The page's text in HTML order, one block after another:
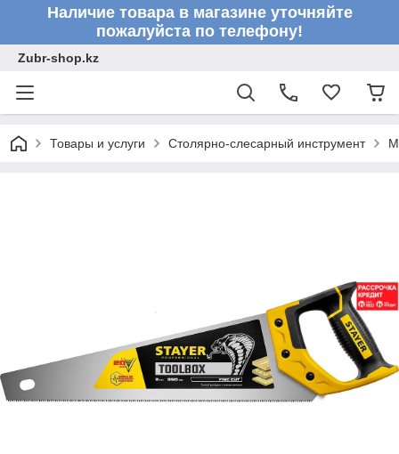
Наличие товара в магазине уточняйте
пожалуйста по телефону!
Zubr-shop.kz
Товары и услуги Столярно-слесарный инструмент